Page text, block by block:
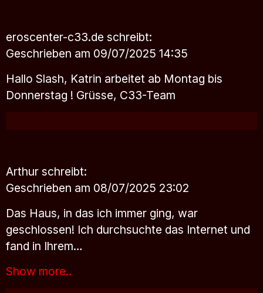
eroscenter-c33.de schreibt:
Geschrieben am 09/07/2025 14:35
Hallo Slash, Katrin arbeitet ab Montag bis
Donnerstag ! Grüsse, C33-Team
Arthur schreibt:
Geschrieben am 08/07/2025 23:02
Das Haus, in das ich immer ging, war
geschlossen! Ich durchsuchte das Internet und
fand in Ihrem…
Show more..